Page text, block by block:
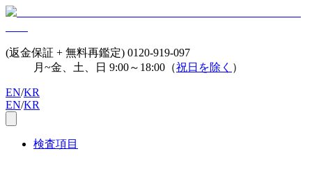
(返金保証 + 無料再鑑定) 0120-919-097
月~金、土、日 9:00～18:00（祝日を除く ）
EN/KR
EN/KR
検査項目